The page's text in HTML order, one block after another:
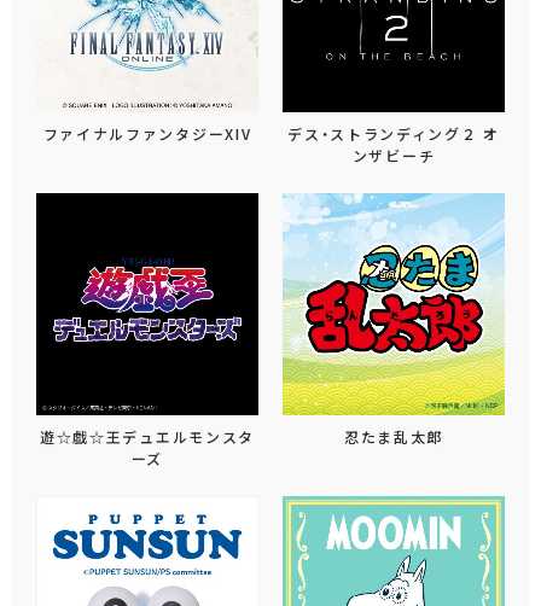
ファイナルファンタジーXIV
デス・ストランディング２ オ
ンザビーチ
遊☆戯☆王デュエルモンスタ
ーズ
忍たま乱太郎